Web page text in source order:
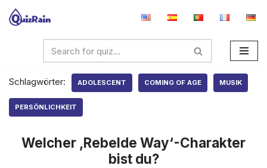
springen
Schlagwörter:
ADOLESCENT COMING OF AGE MUSIK
PERSÖNLICHKEIT
Welcher ‚Rebelde Way‘-Charakter
bist du?